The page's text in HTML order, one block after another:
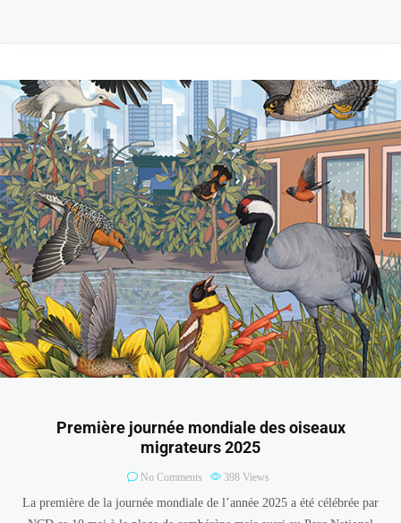
Première journée mondiale des oiseaux
migrateurs 2025
No Comments 398 Views
La première de la journée mondiale de l’année 2025 a été célébrée par